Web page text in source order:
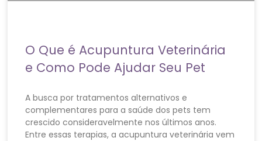
O Que é Acupuntura Veterinária
e Como Pode Ajudar Seu Pet
A busca por tratamentos alternativos e
complementares para a saúde dos pets tem
crescido consideravelmente nos últimos anos.
Entre essas terapias, a acupuntura veterinária vem